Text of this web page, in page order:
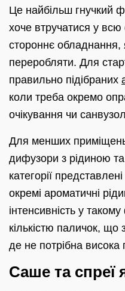
Це найбільш гнучкий
хоче втручатися у
стороннє
переробляти. Для
правильно підібраних
коли треба окремо
очікування чи
Для менших приміщень
дифузори з рідиною
категорії
окремі ароматичні
інтенсивність у
кількістю паличок,
де не потрібна висока
Саше та спреї